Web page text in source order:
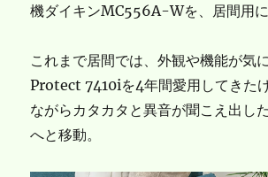
機ダイキンMC556A-Wを、居間用に
これまで居間では、外観や機能が気
Protect 7410iを4年間愛用してきた
ながらカタカタと異音が聞こえ出し
へと移動。